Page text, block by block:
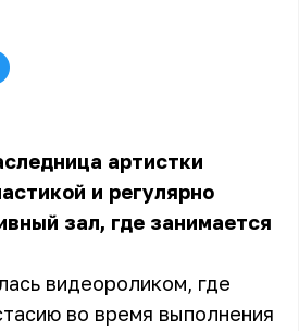
артистки
и регулярно
зал, где занимается
видеороликом, где
во время выполнения